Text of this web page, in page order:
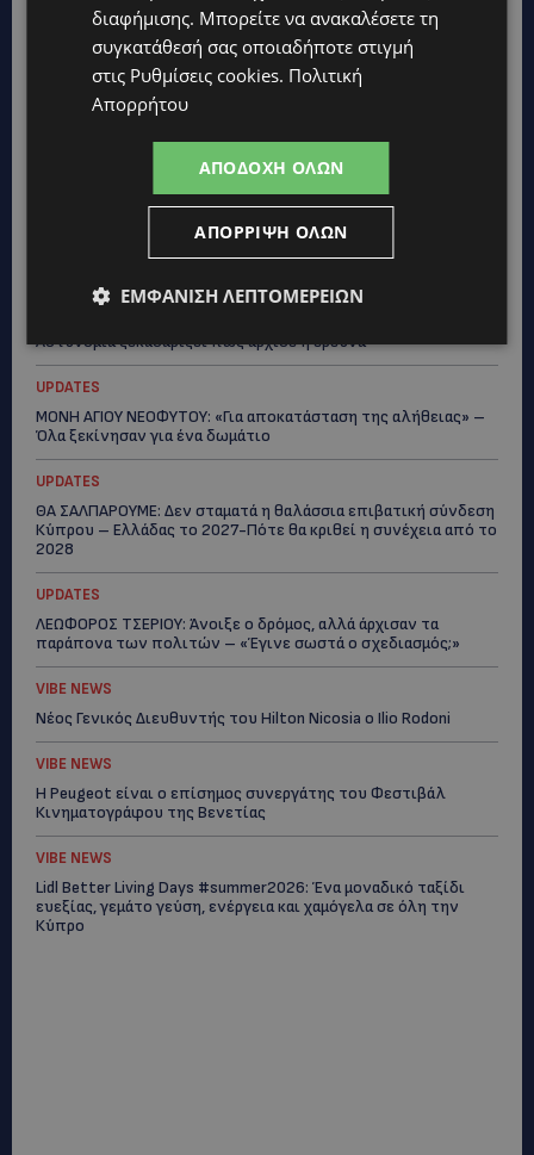
Η Arla Protein συνεχίζει να καινοτομεί με το Arla Protein Food
UPDATES
Αστυνομία ξεκαθαρίζει πώς άρχισε η έρευνα
UPDATES
ΜΟΝΗ ΑΓΙΟΥ ΝΕΟΦΥΤΟΥ: «Για αποκατάσταση της αλήθειας» –
Όλα ξεκίνησαν για ένα δωμάτιο
UPDATES
ΘΑ ΣΑΛΠΑΡΟΥΜΕ: Δεν σταματά η θαλάσσια επιβατική σύνδεση
Κύπρου – Ελλάδας το 2027-Πότε θα κριθεί η συνέχεια από το
2028
UPDATES
ΛΕΩΦΟΡΟΣ ΤΣΕΡΙΟΥ: Άνοιξε ο δρόμος, αλλά άρχισαν τα
παράπονα των πολιτών – «Έγινε σωστά ο σχεδιασμός;»
VIBE NEWS
Νέος Γενικός Διευθυντής του Hilton Nicosia ο Ilio Rodoni
VIBE NEWS
Η Peugeot είναι ο επίσημος συνεργάτης του Φεστιβάλ
Κινηματογράφου της Βενετίας
VIBE NEWS
Lidl Better Living Days #summer2026: Ένα μοναδικό ταξίδι
ευεξίας, γεμάτο γεύση, ενέργεια και χαμόγελα σε όλη την
Κύπρο
διαφήμισης. Μπορείτε να ανακαλέσετε τη
συγκατάθεσή σας οποιαδήποτε στιγμή
στις Ρυθμίσεις cookies. Πολιτική
Απορρήτου
ΑΠΟΔΟΧΉ ΌΛΩΝ
ΑΠΌΡΡΙΨΗ ΌΛΩΝ
ΕΜΦΆΝΙΣΗ ΛΕΠΤΟΜΕΡΕΙΏΝ